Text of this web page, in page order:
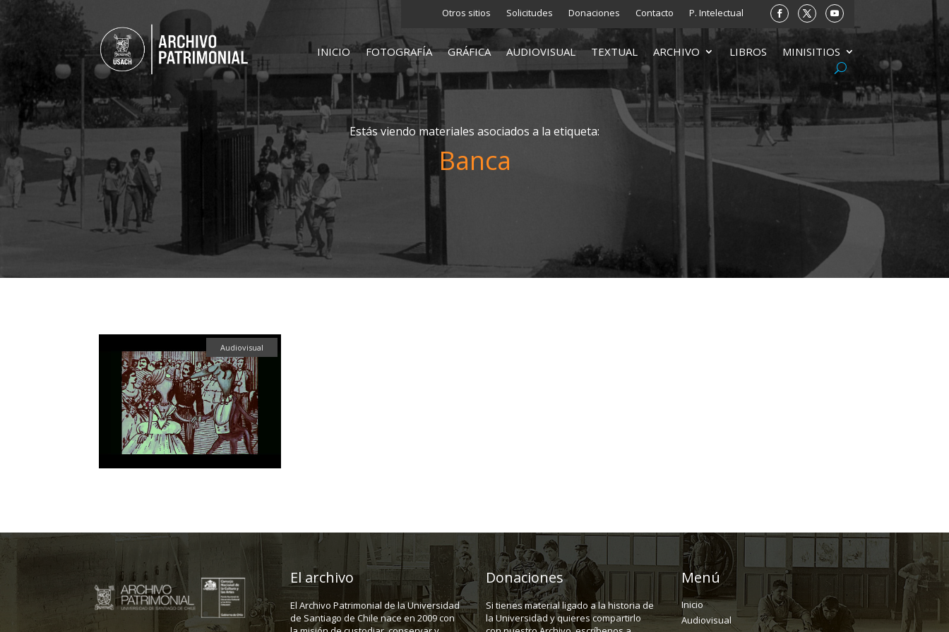
Otros sitios Solicitudes Donaciones Contacto P. Intelectual
INICIO FOTOGRAFÍA GRÁFICA AUDIOVISUAL TEXTUAL ARCHIVO LIBROS MINISITIOS
Estás viendo materiales asociados a la etiqueta:
Banca
Audiovisual
El archivo
El Archivo Patrimonial de la Universidad
de Santiago de Chile nace en 2009 con
Donaciones
Si tienes material ligado a la historia de
la Universidad y quieres compartirlo
Menú
Inicio
Audiovisual